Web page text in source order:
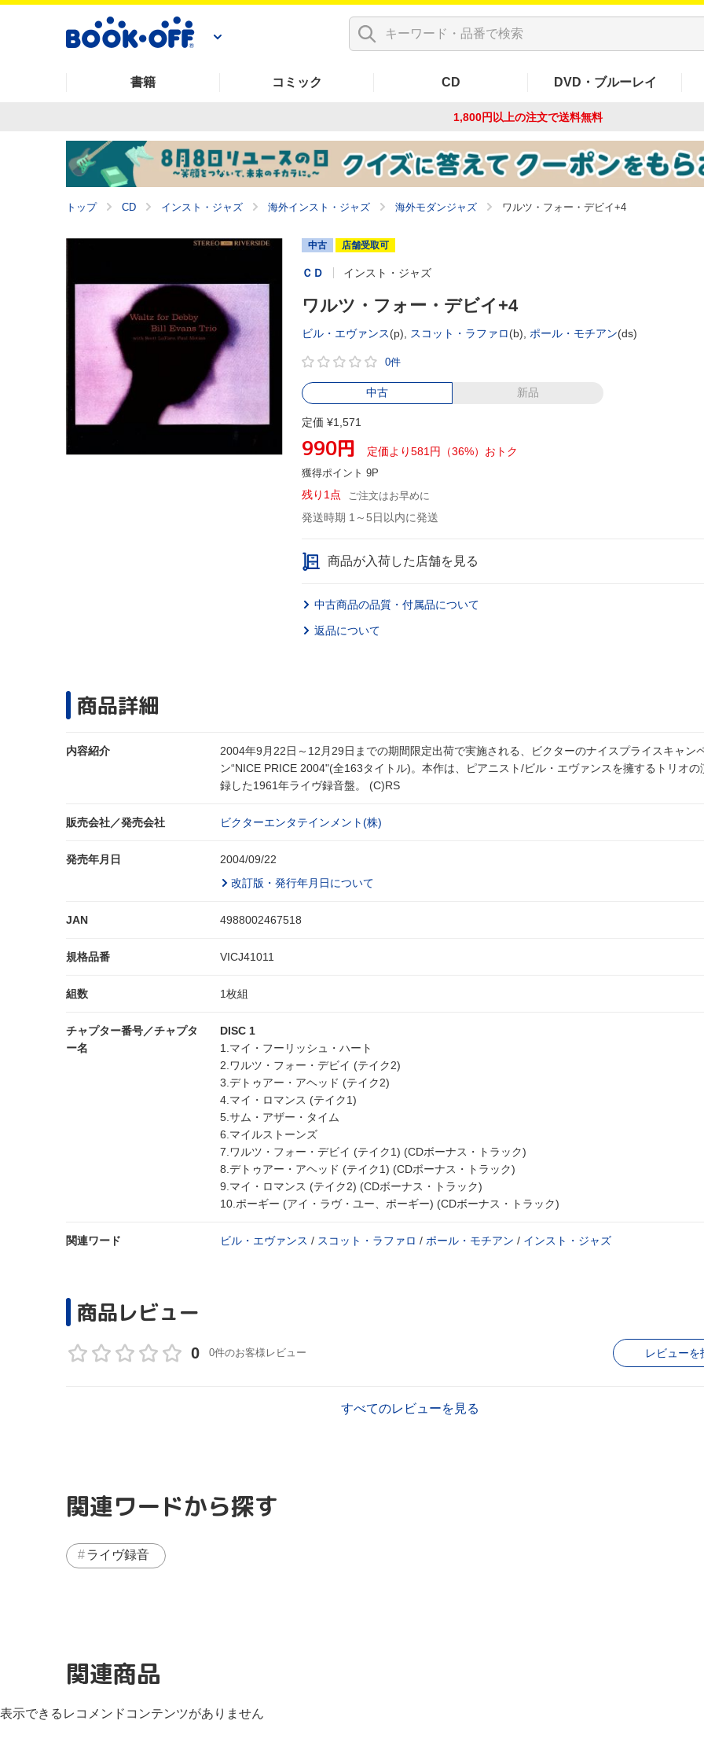
書籍 コミック CD DVD・ブルーレイ
1,800円以上の注文で送料無料
トップ CD インスト・ジャズ 海外インスト・ジャズ 海外モダンジャズ ワルツ・フォー・デビイ+4
中古 店舗受取可
ＣＤ インスト・ジャズ
ワルツ・フォー・デビイ+4
ビル・エヴァンス(p), スコット・ラファロ(b), ポール・モチアン(ds)
0件
中古 新品
定価 ¥1,571
990円 定価より581円（36%）おトク
獲得ポイント 9P
残り1点 ご注文はお早めに
発送時期 1～5日以内に発送
商品が入荷した店舗を見る
中古商品の品質・付属品について
返品について
商品詳細
内容紹介
2004年9月22日～12月29日までの期間限定出荷で実施される、ビクターのナイスプライスキャン
ン“NICE PRICE 2004"(全163タイトル)。本作は、ピアニスト/ビル・エヴァンスを擁するトリオの
録した1961年ライヴ録音盤。 (C)RS
販売会社／発売会社 ビクターエンタテインメント(株)
発売年月日
2004/09/22
改訂版・発行年月日について
JAN 4988002467518
規格品番 VICJ41011
組数 1枚組
チャプター番号／チャプタ
ー名
DISC 1
1.マイ・フーリッシュ・ハート
2.ワルツ・フォー・デビイ (テイク2)
3.デトゥアー・アヘッド (テイク2)
4.マイ・ロマンス (テイク1)
5.サム・アザー・タイム
6.マイルストーンズ
7.ワルツ・フォー・デビイ (テイク1) (CDボーナス・トラック)
8.デトゥアー・アヘッド (テイク1) (CDボーナス・トラック)
9.マイ・ロマンス (テイク2) (CDボーナス・トラック)
10.ポーギー (アイ・ラヴ・ユー、ポーギー) (CDボーナス・トラック)
関連ワード ビル・エヴァンス / スコット・ラファロ / ポール・モチアン / インスト・ジャズ
商品レビュー
0 0件のお客様レビュー レビューを
すべてのレビューを見る
関連ワードから探す
ライヴ録音
関連商品
表示できるレコメンドコンテンツがありません